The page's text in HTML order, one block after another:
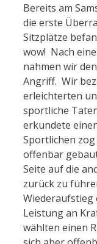
Bereits am
die erste
Sitzplätze
wow! Nach
nahmen wir
Angriff. Wir
erleichterten
sportliche
erkundete
Sportlichen
offenbar
Seite auf die
zurück zu
Leistung an
wählten einen